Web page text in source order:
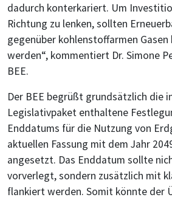
dadurch konterkariert. Um
Richtung zu lenken, sollten
gegenüber kohlenstoffarmen
werden“, kommentiert Dr. Simone
BEE.
Der BEE begrüßt grundsätzlich die
Legislativpaket enthaltene
Enddatums für die Nutzung von
aktuellen Fassung mit dem Jahr
angesetzt. Das Enddatum sollte
vorverlegt, sondern zusätzlich mit
flankiert werden. Somit könnte der